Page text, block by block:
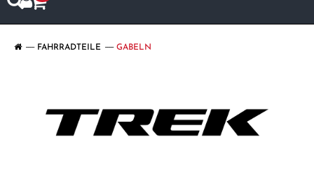
FAHRRADTEILE GABELN